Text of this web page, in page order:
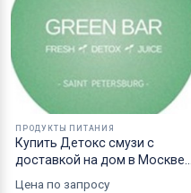
ПРОДУКТЫ ПИТАНИЯ
Купить Детокс смузи с
доставкой на дом в Москве
Цена по запросу